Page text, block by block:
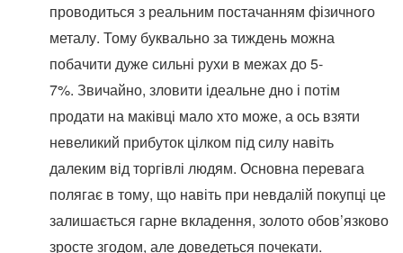
проводиться з реальним постачанням фізичного
металу. Тому буквально за тиждень можна
побачити дуже сильні рухи в межах до 5-
7%. Звичайно, зловити ідеальне дно і потім
продати на маківці мало хто може, а ось взяти
невеликий прибуток цілком під силу навіть
далеким від торгівлі людям. Основна перевага
полягає в тому, що навіть при невдалій покупці це
залишається гарне вкладення, золото обов’язково
зросте згодом, але доведеться почекати.